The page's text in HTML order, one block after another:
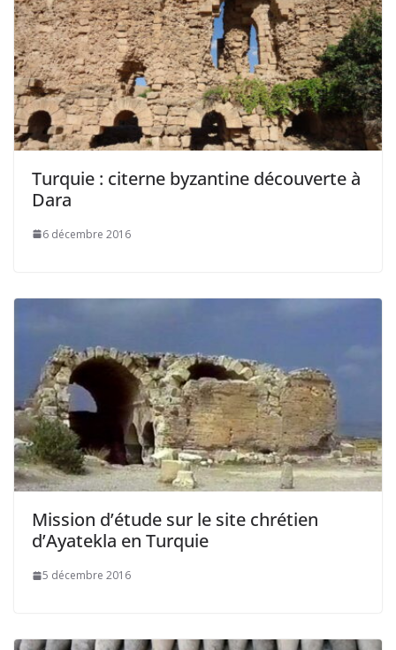
Turquie : citerne byzantine découverte à
Dara
6 décembre 2016
Mission d’étude sur le site chrétien
d’Ayatekla en Turquie
5 décembre 2016